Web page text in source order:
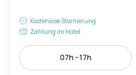
Kostenlose Stornierung
Zahlung im Hotel
07h - 17h